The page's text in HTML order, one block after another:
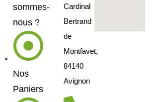
sommes-
nous ?
Nos
Paniers
Cardinal
Bertrand
de
Montfavet,
84140
Avignon